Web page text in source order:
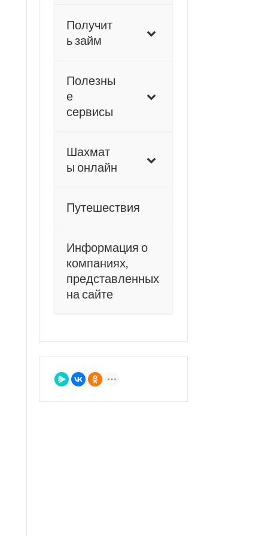
Получит
ь займ
Полезны
е
сервисы
Шахмат
ы онлайн
Путешествия
Информация о
компаниях,
представленных
на сайте